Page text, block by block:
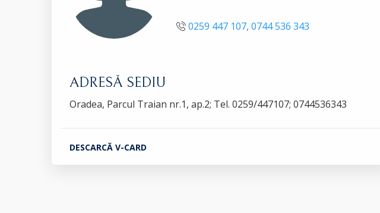
0259 447 107, 0744 536 343
ADRESĂ SEDIU
Oradea, Parcul Traian nr.1, ap.2; Tel. 0259/447107; 0744536343
DESCARCĂ V-CARD